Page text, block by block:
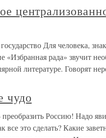
Для человека,
«Избранная рада» звучит
литературе. Говорят
чудо
преобразить Россию! Надо
все это сделать? Какие